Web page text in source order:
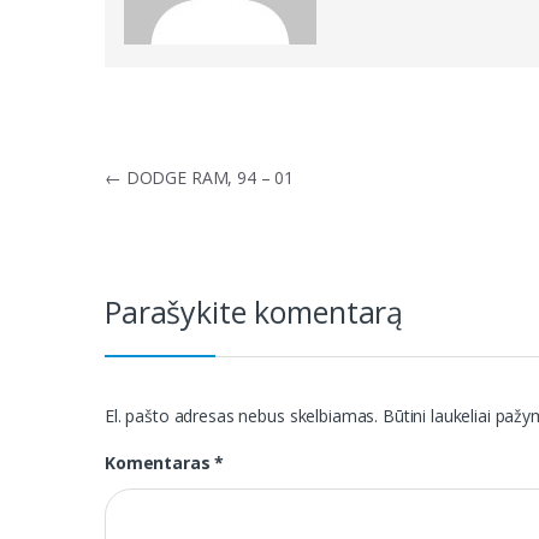
Navigacija
← DODGE RAM, 94 – 01
Parašykite komentarą
El. pašto adresas nebus skelbiamas. Būtini laukeliai
Komentaras*